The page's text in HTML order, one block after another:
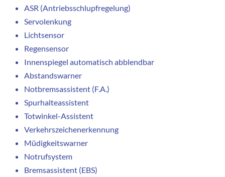
ASR (Antriebsschlupfregelung)
Servolenkung
Lichtsensor
Regensensor
Innenspiegel automatisch abblendbar
Abstandswarner
Notbremsassistent (F.A.)
Spurhalteassistent
Totwinkel-Assistent
Verkehrszeichenerkennung
Müdigkeitswarner
Notrufsystem
Bremsassistent (EBS)